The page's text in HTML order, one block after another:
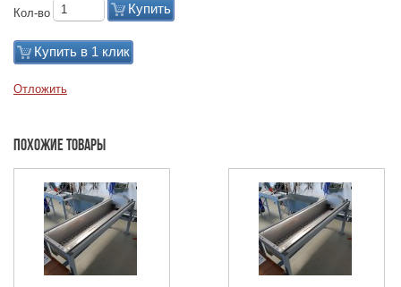
Кол-во Купить
Купить в 1 клик
Отложить
Похожие товары